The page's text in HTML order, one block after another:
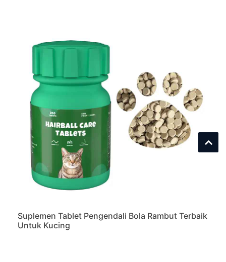
Suplemen Tablet Pengendali Bola Rambut Terbaik
Untuk Kucing